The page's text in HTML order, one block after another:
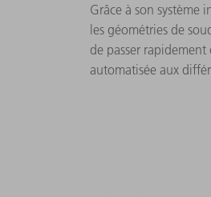
Grâce à son système
les géométries de
de passer
automatisée aux